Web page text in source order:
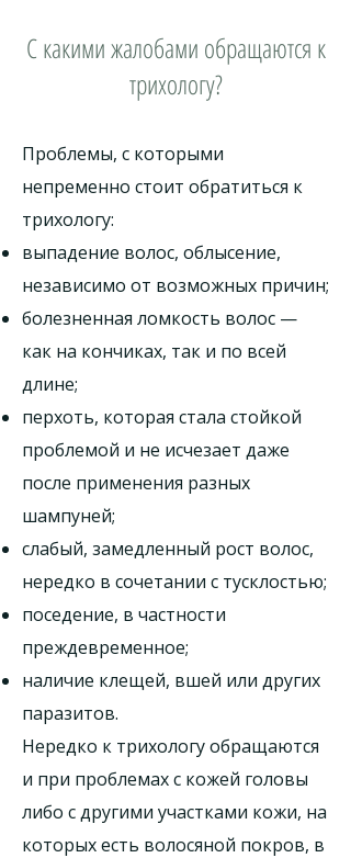
С какими жалобами обращаются к
трихологу?
Проблемы, с которыми
непременно стоит обратиться к
трихологу:
выпадение волос, облысение,
независимо от возможных причин;
болезненная ломкость волос —
как на кончиках, так и по всей
длине;
перхоть, которая стала стойкой
проблемой и не исчезает даже
после применения разных
шампуней;
слабый, замедленный рост волос,
нередко в сочетании с тусклостью;
поседение, в частности
преждевременное;
наличие клещей, вшей или других
паразитов.
Нередко к трихологу обращаются
и при проблемах с кожей головы
либо с другими участками кожи, на
которых есть волосяной покров, в